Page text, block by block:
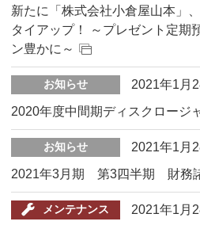
新たに「株式会社小倉屋山本」
タイアップ！ ～プレゼント定期
ン豊かに～
お知らせ
2021年1月
2020年度中間期ディスクロージ
お知らせ
2021年1月
2021年3月期 第3四半期 財務
メンテナンス
2021年1月